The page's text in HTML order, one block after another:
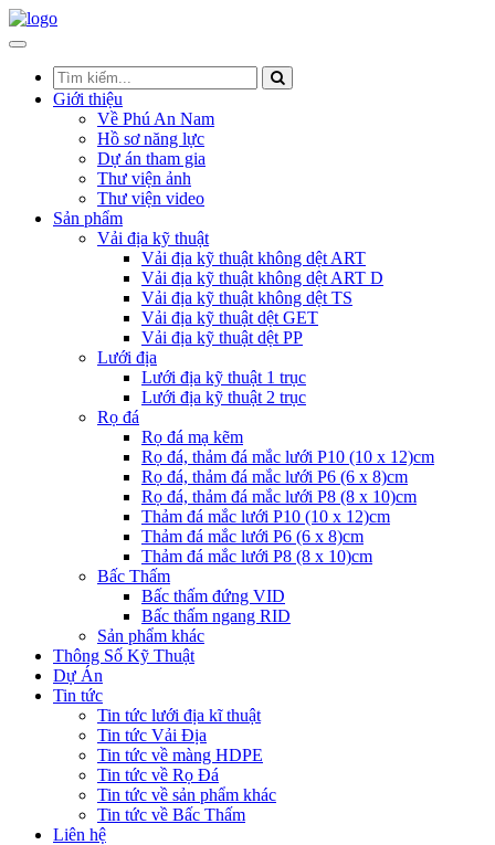
Giới thiệu
Về Phú An Nam
Hồ sơ năng lực
Dự án tham gia
Thư viện ảnh
Thư viện video
Sản phẩm
Vải địa kỹ thuật
Vải địa kỹ thuật không dệt ART
Vải địa kỹ thuật không dệt ART D
Vải địa kỹ thuật không dệt TS
Vải địa kỹ thuật dệt GET
Vải địa kỹ thuật dệt PP
Lưới địa
Lưới địa kỹ thuật 1 trục
Lưới địa kỹ thuật 2 trục
Rọ đá
Rọ đá mạ kẽm
Rọ đá, thảm đá mắc lưới P10 (10 x 12)cm
Rọ đá, thảm đá mắc lưới P6 (6 x 8)cm
Rọ đá, thảm đá mắc lưới P8 (8 x 10)cm
Thảm đá mắc lưới P10 (10 x 12)cm
Thảm đá mắc lưới P6 (6 x 8)cm
Thảm đá mắc lưới P8 (8 x 10)cm
Bấc Thấm
Bấc thấm đứng VID
Bấc thấm ngang RID
Sản phẩm khác
Thông Số Kỹ Thuật
Dự Án
Tin tức
Tin tức lưới địa kĩ thuật
Tin tức Vải Địa
Tin tức về màng HDPE
Tin tức về Rọ Đá
Tin tức về sản phẩm khác
Tin tức về Bấc Thấm
Liên hệ